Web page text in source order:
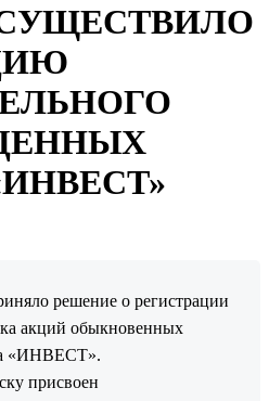
решение о регистрации
акций обыкновенных
«ИНВЕСТ».
присвоен